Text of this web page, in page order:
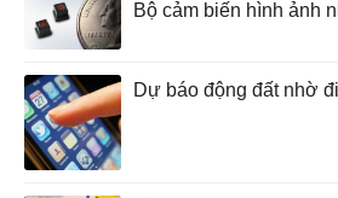
Bộ cảm biến hình ảnh
Dự báo động đất nhờ